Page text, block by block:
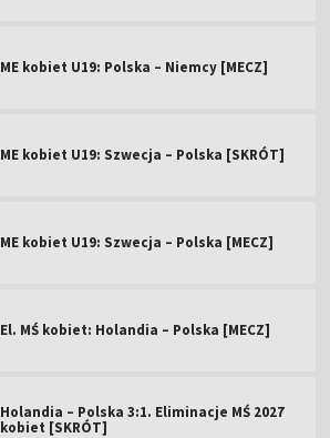
ME kobiet U19: Polska – Niemcy [MECZ]
ME kobiet U19: Szwecja – Polska [SKRÓT]
ME kobiet U19: Szwecja – Polska [MECZ]
El. MŚ kobiet: Holandia – Polska [MECZ]
Holandia – Polska 3:1. Eliminacje MŚ 2027
kobiet [SKRÓT]